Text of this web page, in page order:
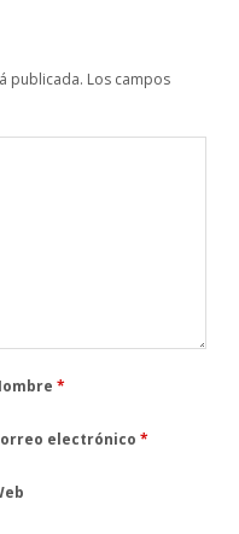
publicada. Los campos
*
electrónico*